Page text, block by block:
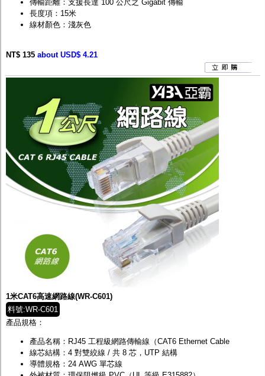
傳輸距離：支援長達 100 公尺之 Gigabit 傳輸
長度項：15米
線材顏色：淺灰色
NT$ 135 about USD$ 4.21
1米CAT6高速網路線(WR-C601)
料號:WR-C601
產品規格：
產品名稱：RJ45 工程級網路傳輸線（CAT6 Ethernet Cable
線芯結構：4 對雙絞線 / 共 8 芯，UTP 結構
導體規格：24 AWG 單芯線